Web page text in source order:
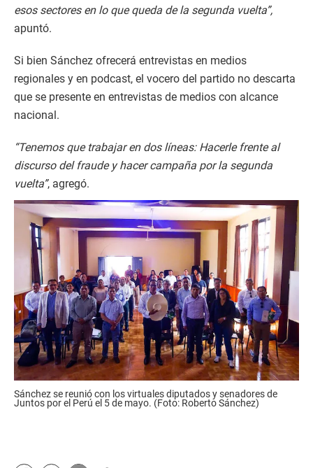
esos sectores en lo que queda de la segunda vuelta”,
apuntó.
Si bien Sánchez ofrecerá entrevistas en medios
regionales y en podcast, el vocero del partido no descarta
que se presente en entrevistas de medios con alcance
nacional.
“Tenemos que trabajar en dos líneas: Hacerle frente al
discurso del fraude y hacer campaña por la segunda
vuelta”, agregó.
Sánchez se reunió con los virtuales diputados y senadores de
Juntos por el Perú el 5 de mayo. (Foto: Roberto Sánchez)